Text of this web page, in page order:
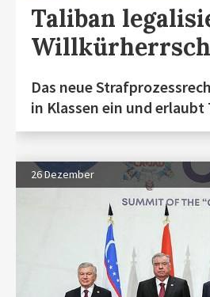
Taliban
Das neue
in Klassen ein und
26 Dezember